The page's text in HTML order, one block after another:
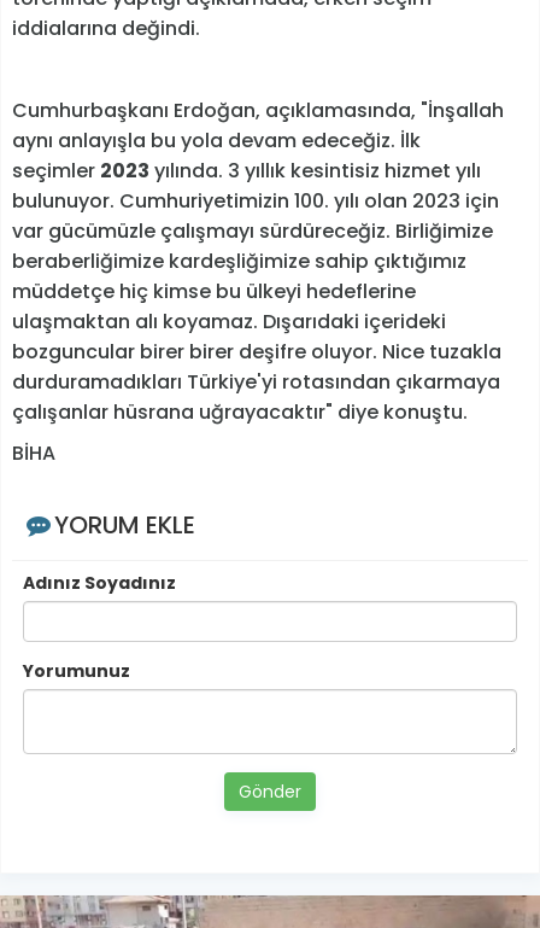
iddialarına değindi.
Cumhurbaşkanı Erdoğan, açıklamasında, "İnşallah
aynı anlayışla bu yola devam edeceğiz. İlk
seçimler 2023 yılında. 3 yıllık kesintisiz hizmet yılı
bulunuyor. Cumhuriyetimizin 100. yılı olan 2023 için
var gücümüzle çalışmayı sürdüreceğiz. Birliğimize
beraberliğimize kardeşliğimize sahip çıktığımız
müddetçe hiç kimse bu ülkeyi hedeflerine
ulaşmaktan alı koyamaz. Dışarıdaki içerideki
bozguncular birer birer deşifre oluyor. Nice tuzakla
durduramadıkları Türkiye'yi rotasından çıkarmaya
çalışanlar hüsrana uğrayacaktır" diye konuştu.
BİHA
YORUM EKLE
Adınız Soyadınız
Yorumunuz
Gönder